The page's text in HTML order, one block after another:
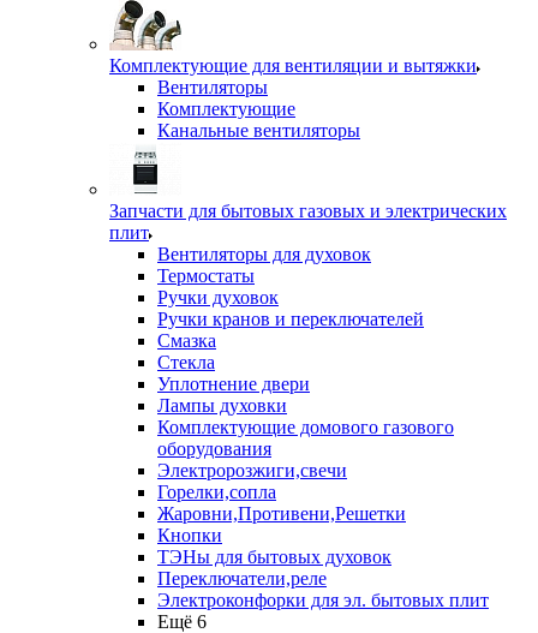
Комплектующие для вентиляции и вытяжки
Вентиляторы
Комплектующие
Канальные вентиляторы
Запчасти для бытовых газовых и электрических
плит
Вентиляторы для духовок
Термостаты
Ручки духовок
Ручки кранов и переключателей
Смазка
Стекла
Уплотнение двери
Лампы духовки
Комплектующие домового газового
оборудования
Электророзжиги,свечи
Горелки,сопла
Жаровни,Противени,Решетки
Кнопки
ТЭНы для бытовых духовок
Переключатели,реле
Электроконфорки для эл. бытовых плит
Ещё 6